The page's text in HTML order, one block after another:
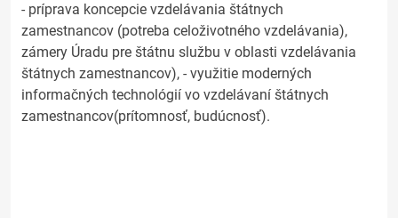
- príprava koncepcie vzdelávania štátnych
zamestnancov (potreba celoživotného vzdelávania),
zámery Úradu pre štátnu službu v oblasti vzdelávania
štátnych zamestnancov), - využitie moderných
informačných technológií vo vzdelávaní štátnych
zamestnancov(prítomnosť, budúcnosť).